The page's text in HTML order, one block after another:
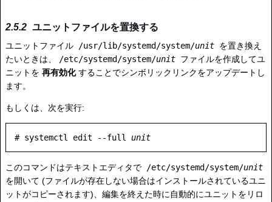
ユニットファイルを置換する
ユニットファイル /usr/lib/systemd/system/unit を置き換え
たいときは、
/etc/systemd/system/unit ファイルを作成してユ
ニットを 再有効化することでシンボリックリンクをアップデートし
ます。
もしくは、次を実行:
# systemctl edit --full unit
このコマンドはテキストエディタで /etc/systemd/system/unit
を開いて (ファイルが存在しない場合はインストールされているユニ
ットがコピーされます)、編集を終えた時に自動的にユニットをリロ